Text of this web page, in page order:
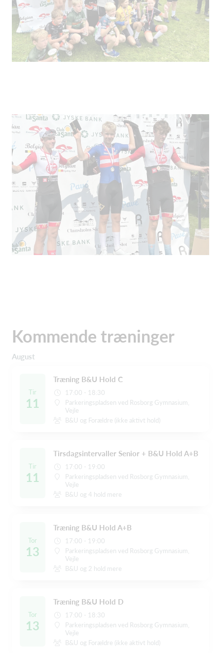
Kommende træninger
August
Tir
11
Træning B&U Hold C
17:00 - 18:30
Parkeringspladsen ved Rosborg Gymnasium,
Vejle
B&U og Forældre (ikke aktivt hold)
Tir
11
Tirsdagsintervaller Senior + B&U Hold A+B
17:00 - 19:00
Parkeringspladsen ved Rosborg Gymnasium,
Vejle
B&U og 4 hold mere
Tor
13
Træning B&U Hold A+B
17:00 - 19:00
Parkeringspladsen ved Rosborg Gymnasium,
Vejle
B&U og 2 hold mere
Tor
13
Træning B&U Hold D
17:00 - 18:30
Parkeringspladsen ved Rosborg Gymnasium,
Vejle
B&U og Forældre (ikke aktivt hold)